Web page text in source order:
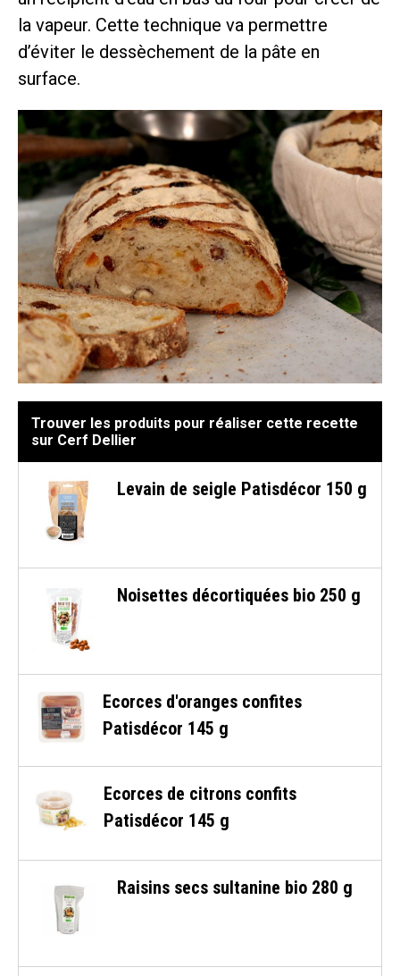
la vapeur. Cette technique va permettre
d’éviter le dessèchement de la pâte en
surface.
Trouver les produits pour réaliser cette recette
sur Cerf Dellier
Levain de seigle Patisdécor 150 g
Noisettes décortiquées bio 250 g
Ecorces d'oranges confites
Patisdécor 145 g
Ecorces de citrons confits
Patisdécor 145 g
Raisins secs sultanine bio 280 g